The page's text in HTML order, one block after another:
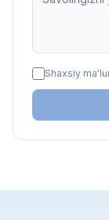
Shaxsiy